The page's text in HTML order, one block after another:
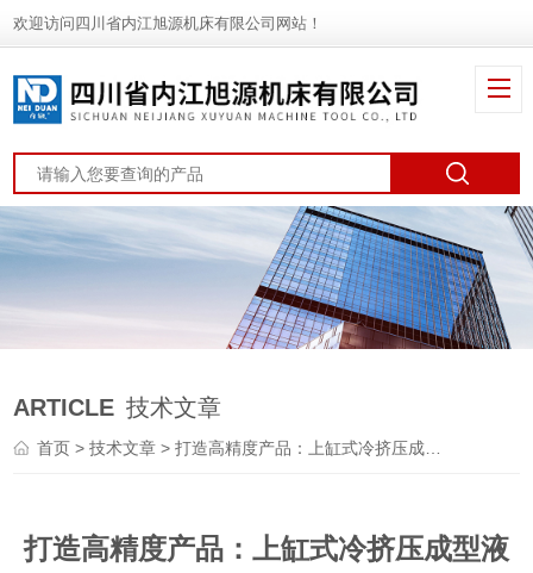
欢迎访问四川省内江旭源机床有限公司网站！
ARTICLE 技术文章
首页 >技术文章 > 打造高精度产品：上缸式冷挤压成型液压机的作用与优势
打造高精度产品：上缸式冷挤压成型液